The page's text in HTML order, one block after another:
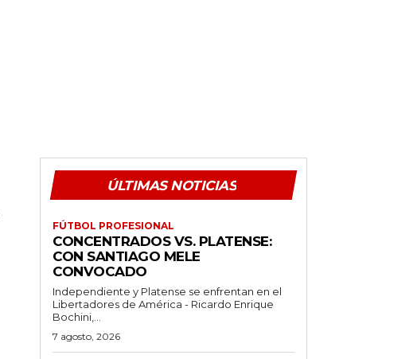
ÚLTIMAS NOTICIAS
FÚTBOL PROFESIONAL
CONCENTRADOS VS. PLATENSE:
CON SANTIAGO MELE
CONVOCADO
Independiente y Platense se enfrentan en el
Libertadores de América - Ricardo Enrique
Bochini,...
7 agosto, 2026